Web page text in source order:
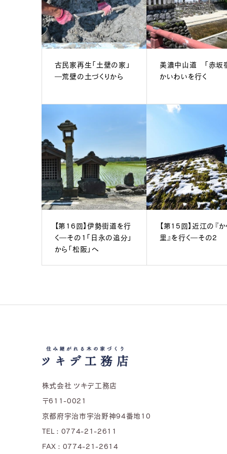
古民家再生「土壁の家」
―荒壁の土づくりから
美濃中山道 「赤坂
かいわいを行く
【第16回】伊勢街道を行
く―その1「日永の追分」
から「松阪」へ
【第15回】近江の『
里』を行く―その2
株式会社 ツキデ工務店
〒611-0021
京都府宇治市宇治野神94番地10
TEL : 0774-21-2611
FAX : 0774-21-2614